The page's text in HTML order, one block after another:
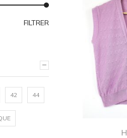
FILTRER
42 44